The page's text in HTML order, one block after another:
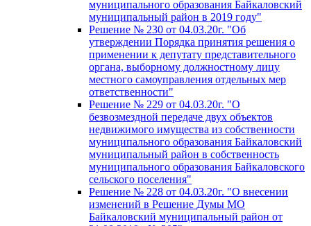
муниципального образования Байкаловский
муниципальный район в 2019 году"
Решение № 230 от 04.03.20г. "Об
утверждении Порядка принятия решения о
применении к депутату представительного
органа, выборному должностному лицу
местного самоуправления отдельных мер
ответственности"
Решение № 229 от 04.03.20г. "О
безвозмездной передаче двух объектов
недвижимого имущества из собственности
муниципального образования Байкаловский
муниципальный район в собственность
муниципального образования Байкаловского
сельского поселения"
Решение № 228 от 04.03.20г. "О внесении
изменений в Решение Думы МО
Байкаловский муниципальный район от